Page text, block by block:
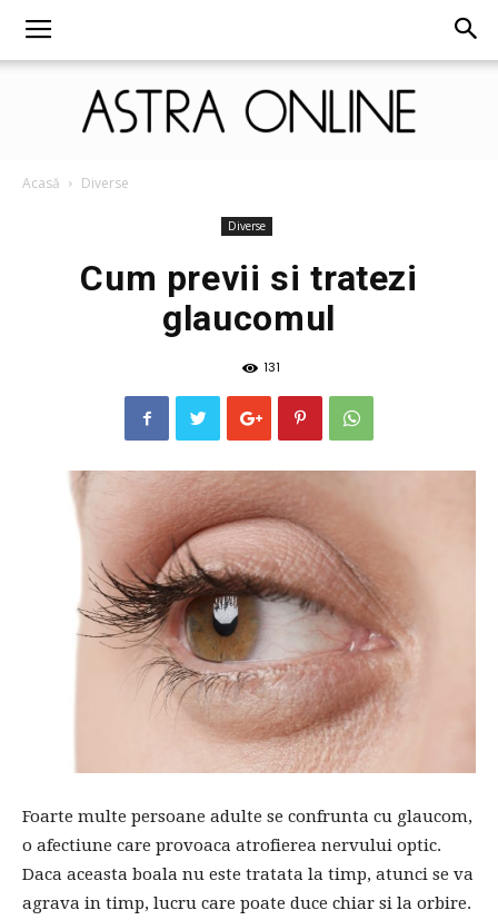
Online
Acasă Diverse
Diverse
Cum previi si tratezi
glaucomul
131
Foarte multe persoane adulte se confrunta cu glaucom,
o afectiune care provoaca atrofierea nervului optic.
Daca aceasta boala nu este tratata la timp, atunci se va
agrava in timp, lucru care poate duce chiar si la orbire.